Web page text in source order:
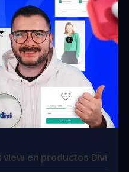
en productos Divi